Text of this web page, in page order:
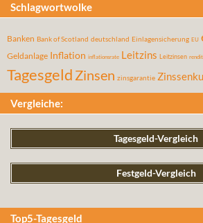
Schlagwortwolke
Banken Bank of Scotland deutschland Einlagensicherung EU
Geldanlage Inflation inflationsrate Leitzins Leitzinsen
Tagesgeld Zinsen zinsgarantie
Vergleiche:
Tagesgeld-Vergleich
Festgeld-Vergleich
Top5-Tagesgeld